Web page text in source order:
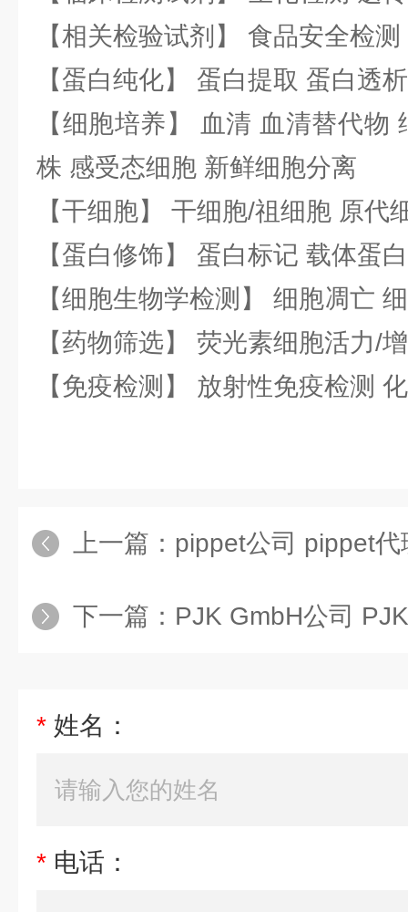
【相关检验试剂】 食品安全检
【蛋白纯化】 蛋白提取 蛋白透
【细胞培养】 血清 血清替代物
株 感受态细胞 新鲜细胞分离
【干细胞】 干细胞/祖细胞 原代
【蛋白修饰】 蛋白标记 载体蛋
【细胞生物学检测】 细胞凋亡
【药物筛选】 荧光素细胞活力/
【免疫检测】 放射性免疫检测
上一篇： pippet公司 pippet代
下一篇： PJK GmbH公司
* 姓名：
* 电话：